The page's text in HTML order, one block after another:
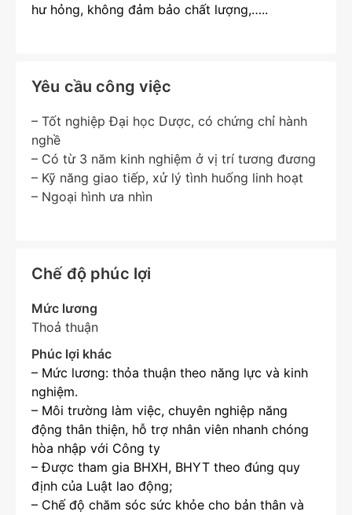
hư hỏng, không đảm bảo chất lượng,…..
Yêu cầu công việc
– Tốt nghiệp Đại học Dược, có chứng chỉ hành
nghề
– Có từ 3 năm kinh nghiệm ở vị trí tương đương
– Kỹ năng giao tiếp, xử lý tình huống linh hoạt
– Ngoại hình ưa nhìn
Chế độ phúc lợi
Mức lương
Thoả thuận
Phúc lợi khác
– Mức lương: thỏa thuận theo năng lực và kinh
nghiệm.
– Môi trường làm việc, chuyên nghiệp năng
động thân thiện, hỗ trợ nhân viên nhanh chóng
hòa nhập với Công ty
– Được tham gia BHXH, BHYT theo đúng quy
định của Luật lao động;
– Chế độ chăm sóc sức khỏe cho bản thân và